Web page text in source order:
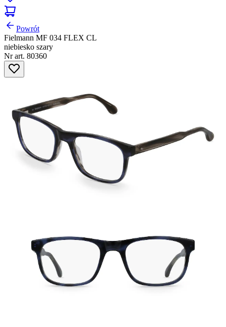
Powrót
Fielmann MF 034 FLEX CL
niebiesko szary
Nr art. 80360